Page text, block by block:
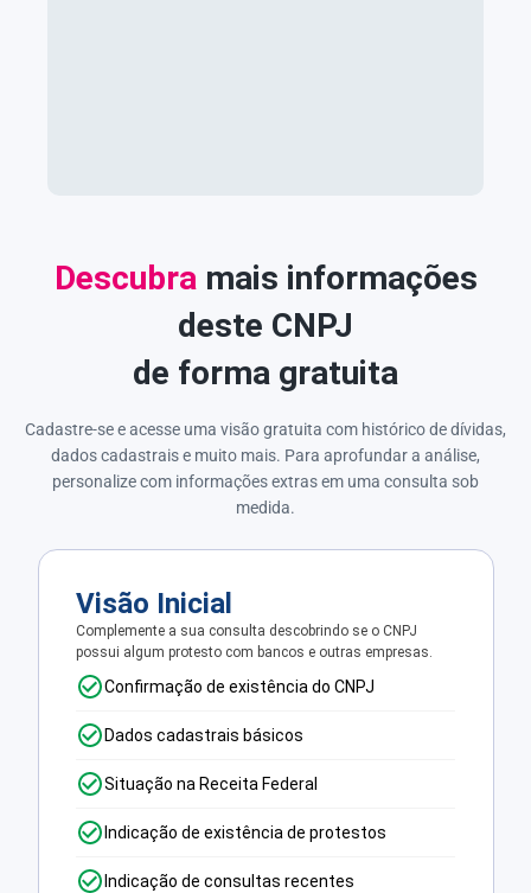
Descubra mais informações
deste CNPJ
de forma gratuita
Cadastre-se e acesse uma visão gratuita com histórico de dívidas,
dados cadastrais e muito mais. Para aprofundar a análise,
personalize com informações extras em uma consulta sob
medida.
Visão Inicial
Complemente a sua consulta descobrindo se o CNPJ
possui algum protesto com bancos e outras empresas.
Confirmação de existência do CNPJ
Dados cadastrais básicos
Situação na Receita Federal
Indicação de existência de protestos
Indicação de consultas recentes